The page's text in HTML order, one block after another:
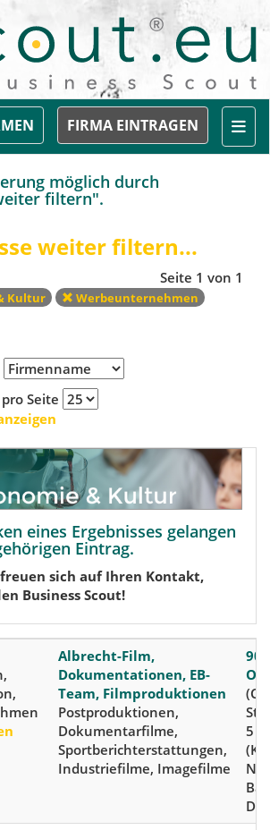
FIRMA EINTRAGEN
möglich durch
filtern".
weiter filtern...
Seite 1 von 1
Kultur Werbeunternehmen
Seite
eines Ergebnisses gelangen
Eintrag.
sich auf Ihren Kontakt,
Business Scout!
Albrecht-Film,
Dokumentationen, EB-
Team, Filmproduktionen
Postproduktionen,
Dokumentarfilme,
Sportberichterstattungen,
Industriefilme, Imagefilme
5